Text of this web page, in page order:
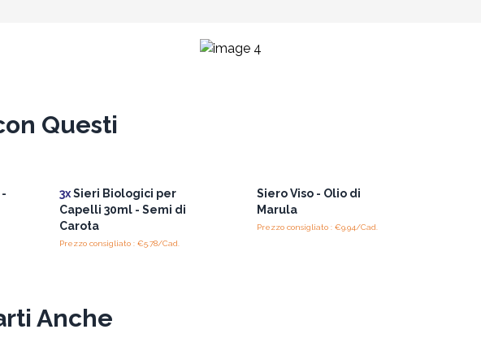
Questi
3xSieri Biologici per
Capelli 30ml - Semi di
Carota
Prezzo consigliato : €5.78/Cad.
Siero Viso - Olio di
Marula
Prezzo consigliato : €9.94/Cad.
Anche